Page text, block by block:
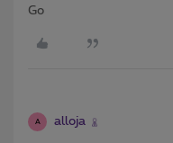
Go
A alloja